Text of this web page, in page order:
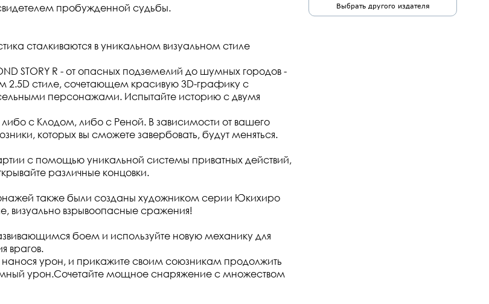
пробужденной судьбы.
сталкиваются в уникальном визуальном стиле
STORY R - от опасных подземелий до шумных городов -
2.5D стиле, сочетающем красивую 3D-графику с
персонажами. Испытайте историю с двумя
с Клодом, либо с Реной. В зависимости от вашего
которых вы сможете завербовать, будут меняться.
с помощью уникальной системы приватных действий,
различные концовки.
также были созданы художником серии Юкихиро
визуально взрывоопасные сражения!
боем и используйте новую механику для
врагов.
урон, и прикажите своим союзникам продолжить
урон.Сочетайте мощное снаряжение с множеством
Выбрать другого издателя